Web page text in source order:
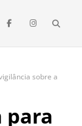
sobre política,
com
sobre a
para